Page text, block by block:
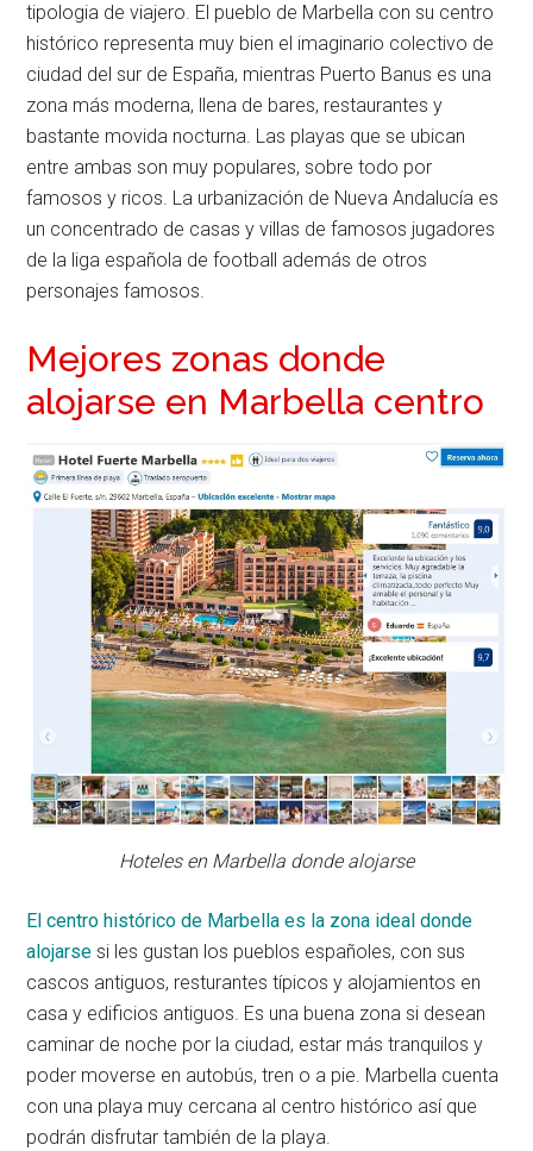
tipologia de viajero. El pueblo de Marbella con su centro
histórico representa muy bien el imaginario colectivo de
ciudad del sur de España, mientras Puerto Banus es una
zona más moderna, llena de bares, restaurantes y
bastante movida nocturna. Las playas que se ubican
entre ambas son muy populares, sobre todo por
famosos y ricos. La urbanización de Nueva Andalucía es
un concentrado de casas y villas de famosos jugadores
de la liga española de football además de otros
personajes famosos.
Mejores zonas donde
alojarse en Marbella centro
Hoteles en Marbella donde alojarse
El centro histórico de Marbella es la zona ideal donde
alojarse si les gustan los pueblos españoles, con sus
cascos antiguos, resturantes típicos y alojamientos en
casa y edificios antiguos. Es una buena zona si desean
caminar de noche por la ciudad, estar más tranquilos y
poder moverse en autobús, tren o a pie. Marbella cuenta
con una playa muy cercana al centro histórico así que
podrán disfrutar también de la playa.